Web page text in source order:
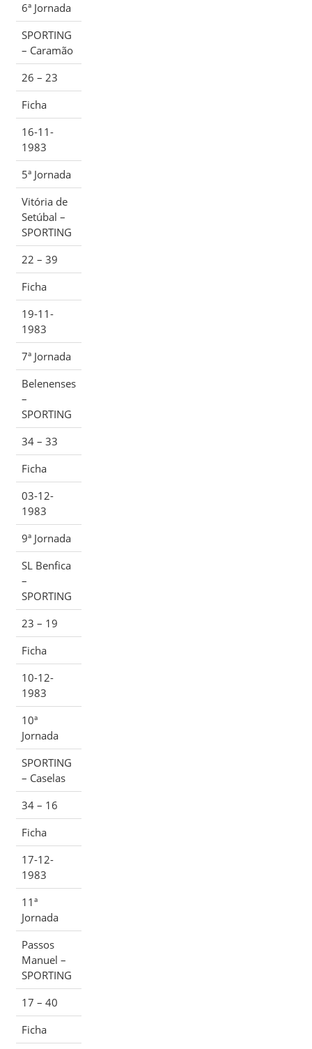
6ª Jornada
SPORTING
– Caramão
26 – 23
Ficha
16-11-
1983
5ª Jornada
Vitória de
Setúbal –
SPORTING
22 – 39
Ficha
19-11-
1983
7ª Jornada
Belenenses
–
SPORTING
34 – 33
Ficha
03-12-
1983
9ª Jornada
SL Benfica
–
SPORTING
23 – 19
Ficha
10-12-
1983
10ª
Jornada
SPORTING
– Caselas
34 – 16
Ficha
17-12-
1983
11ª
Jornada
Passos
Manuel –
SPORTING
17 – 40
Ficha